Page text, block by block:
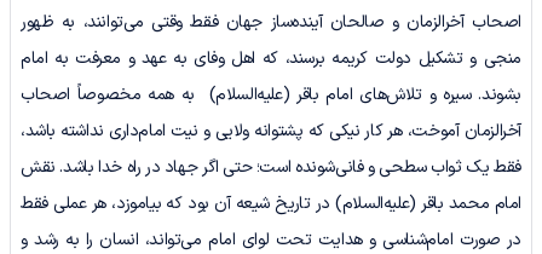
اصحاب آخرالزمان و صالحان آینده‌ساز جهان فقط وقتی می‌توانند، به ظهور
منجی و تشکیل دولت کریمه برسند، که اهل وفای‌ به‌ عهد و معرفت به امام
بشوند. سیره و تلاش‌های امام باقر (علیه‌السلام) به همه مخصوصاً اصحاب
آخرالزمان آموخت، هر کار نیکی که پشتوانه ولایی و نیت امام‌داری نداشته باشد،
فقط یک ثواب سطحی و فانی‌شونده است؛ حتی اگر جهاد در راه خدا باشد. نقش
امام محمد باقر (علیه‌السلام) در تاریخ شیعه آن بود که بیاموزد، هر عملی فقط
در صورت امام‌شناسی و هدایت تحت لوای امام می‌تواند، انسان را به رشد و